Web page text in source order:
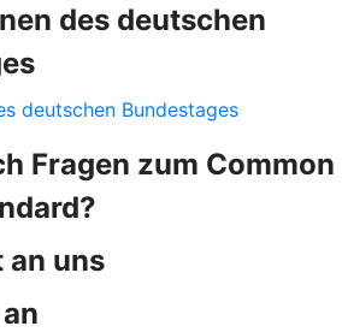
des deutschen
deutschen Bundestages
Fragen zum Common
an uns